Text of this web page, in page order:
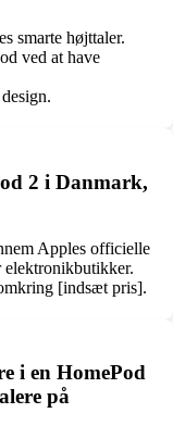
smarte højttaler.
ved at have
2 i Danmark,
Apples officielle
elektronikbutikker.
[indsæt pris].
i en HomePod
på